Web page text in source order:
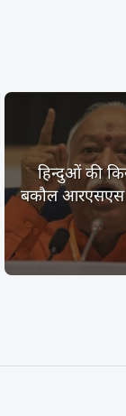
हिन्दुओं की
बकौल आरएसएस